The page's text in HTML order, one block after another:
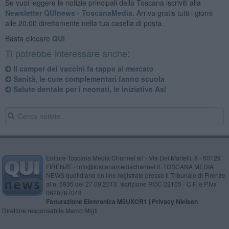
Se vuoi leggere le notizie principali della Toscana iscriviti alla
Newsletter QUInews - ToscanaMedia. Arriva gratis tutti i giorni
alle 20:00 direttamente nella tua casella di posta.
Basta cliccare QUI
Ti potrebbe interessare anche:
Il camper dei vaccini fa tappa al mercato
Sanità, le cure complementari fanno scuola
Salute dentale per i neonati, le iniziative Asl
Editore Toscana Media Channel srl - Via Dei Martelli, 8 - 50129
FIRENZE - info@toscanamediachannel.it. TOSCANA MEDIA
NEWS quotidiano on line registrato presso il Tribunale di Firenze
al n. 5935 del 27.09.2013. Iscrizione ROC 22105 - C.F. e P.Iva
0620787048
Fatturazione Elettronica M5UXCR1 | Privacy Nielsen
Direttore responsabile Marco Migli